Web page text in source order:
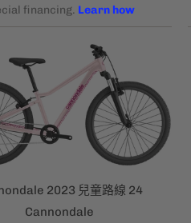
2023 兒童路線 24
Cannondale